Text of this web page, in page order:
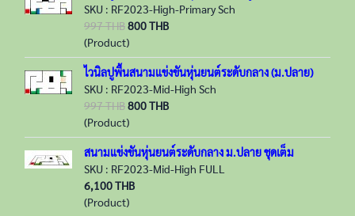
SKU : RF2023-High-Primary Sch
997 THB800 THB
(Product)
ไวนิลปูพื้นสนามแข่งขันหุ่นยนต์ระดับกลาง (ม.ปลาย)
SKU : RF2023-Mid-High Sch
997 THB800 THB
(Product)
สนามแข่งขันหุ่นยนต์ระดับกลาง ม.ปลาย ชุดเต็ม
SKU : RF2023-Mid-High FULL
6,100 THB
(Product)